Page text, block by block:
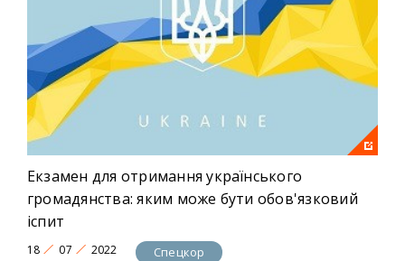
Екзамен для отримання українського
громадянства: яким може бути обов'язковий
іспит
18 07 2022 Спецкор